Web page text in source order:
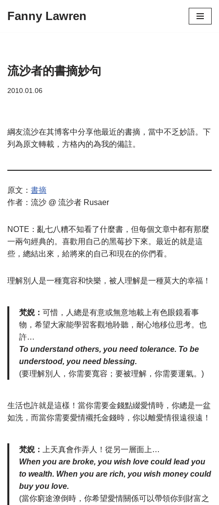
Fanny Lawren
流沙者的書摘妙句
2010.01.06
綱友流沙在其博客中分享他最近的書摘，當中不乏妙語。下
列為原文轉載，方格內的為我的備註。
原文： 書摘
作者：流沙 @ 流沙者 Rusaer
NOTE：亂七八糟不知看了什麼書，但每個文章中都有那麼
一兩句經典的。喜歡用自己的黑莓抄下來。最近的就是這
些，總結出來，給將來的自己和現在的你們看。
理解別人是一種寬容和快樂，被人理解是一種莫大的幸福！
梵婗： 可惜，人總是有意或無意地載上有色眼鏡看事
物，希望大家能學習客觀地聆聽，耐心地移位思考。也
許…
To understand others, you need tolerance. To be
understood, you need blessing.
(要理解別人，你需要寬容；要被理解，你需要運氣。)
生活也許就是這樣！當你需要金錢點綴愛情時，你總是一盆
如洗，而當你需要愛情襯托金錢時，你以離愛情很遠很遠！
梵婗：
上天真會作弄人！從另一層面上…
When you are broke, you wish love could lead you
to wealth. When you are rich, you wish money could
buy you love.
(當你窮途潦倒時，你希望愛情關係可以帶領你到財富之